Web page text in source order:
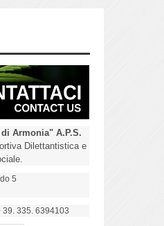
Armonia" A.P.S.
Dilettantistica e
5
39. 335. 6394103